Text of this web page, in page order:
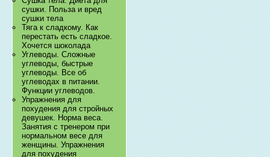
сушки. Польза и вред
сушки тела
Тяга к сладкому. Как
перестать есть сладкое.
Хочется шоколада
Углеводы. Сложные
углеводы, быстрые
углеводы. Все об
углеводах в питании.
Функции углеводов.
Упражнения для
похудения для стройных
девушек. Норма веса.
Занятия с тренером при
нормальном весе для
женщины. Упражнения
для похудения